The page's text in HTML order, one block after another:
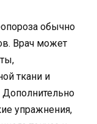
обычно
Врач может
ткани и
упражнения,